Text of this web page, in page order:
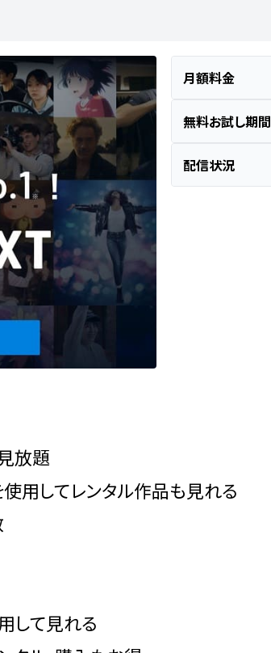
月額料金
無料お試し期間
配信状況
放題
使用してレンタル作品も見れる
して見れる